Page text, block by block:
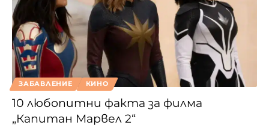
ЗАБАВЛЕНИЕ КИНО
10 любопитни факта за филма
„Капитан Марвел 2“